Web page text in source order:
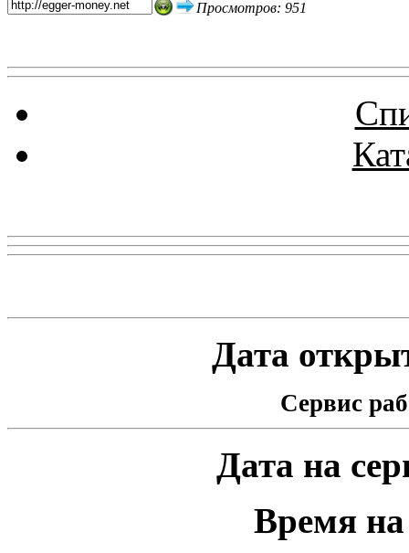
Просмотров: 951
Дата
Сервис
Дата на
Время на